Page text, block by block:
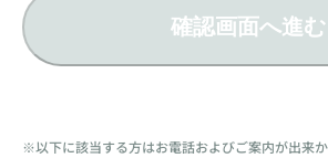
確認画面へ進む
※以下に該当する方はお電話およびご案内が出来